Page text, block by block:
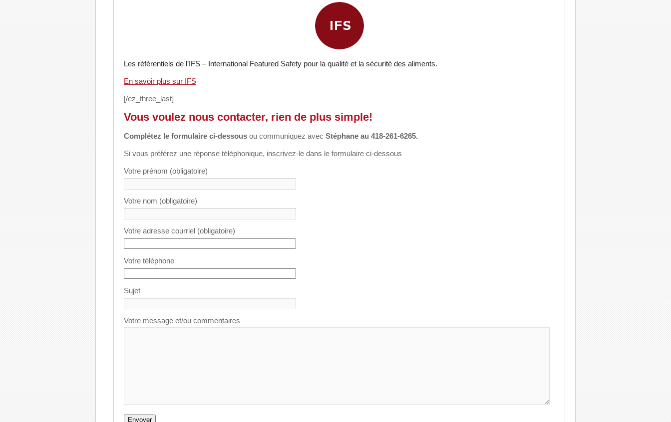
Les référentiels de l’IFS – International Featured Safety pour la qualité et la sécurité des aliments.
En savoir plus sur IFS
[/ez_three_last]
Vous voulez nous contacter, rien de plus simple!
Complétez le formulaire ci-dessous ou communiquez avec Stéphane au 418-261-6265.
Si vous préférez une réponse téléphonique, inscrivez-le dans le formulaire ci-dessous
Votre prénom (obligatoire)
Votre nom (obligatoire)
Votre adresse courriel (obligatoire)
Votre téléphone
Sujet
Votre message et/ou commentaires